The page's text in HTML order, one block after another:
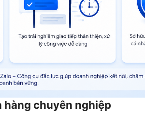
hàng chuyên nghiệp